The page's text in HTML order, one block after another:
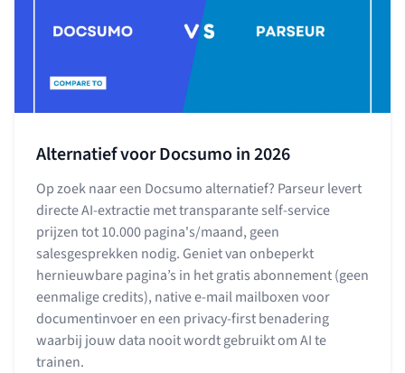
Alternatief voor Docsumo in 2026
Op zoek naar een Docsumo alternatief? Parseur levert
directe AI-extractie met transparante self-service
prijzen tot 10.000 pagina's/maand, geen
salesgesprekken nodig. Geniet van onbeperkt
hernieuwbare pagina’s in het gratis abonnement (geen
eenmalige credits), native e-mail mailboxen voor
documentinvoer en een privacy-first benadering
waarbij jouw data nooit wordt gebruikt om AI te
trainen.